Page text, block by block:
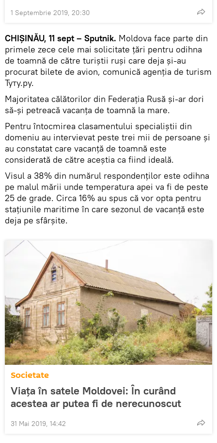
1 Septembrie 2019, 20:30
CHIȘINĂU, 11 sept – Sputnik. Moldova face parte din
primele zece cele mai solicitate țări pentru odihna
de toamnă de către turiștii ruși care deja și-au
procurat bilete de avion, comunică agenția de turism
Туту.ру.
Majoritatea călătorilor din Federația Rusă și-ar dori
să-și petreacă vacanța de toamnă la mare.
Pentru întocmirea clasamentului specialiștii din
domeniu au intervievat peste trei mii de persoane și
au constatat care vacanță de toamnă este
considerată de către aceștia ca fiind ideală.
Visul a 38% din numărul respondenților este odihna
pe malul mării unde temperatura apei va fi de peste
25 de grade. Circa 16% au spus că vor opta pentru
stațiunile maritime în care sezonul de vacanță este
deja pe sfârșite.
Societate
Viața în satele Moldovei: În curând
acestea ar putea fi de nerecunoscut
31 Mai 2019, 14:42